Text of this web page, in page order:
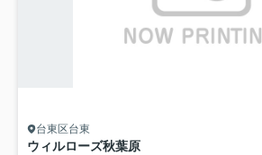
台東区台東
ウィルローズ秋葉原